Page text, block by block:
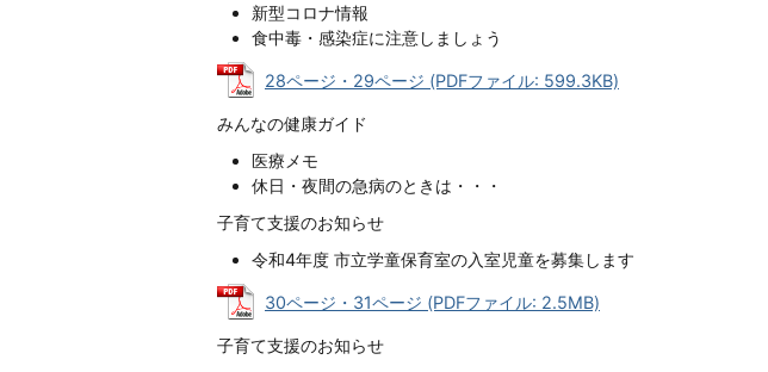
新型コロナ情報
食中毒・感染症に注意しましょう
28ページ・29ページ (PDFファイル: 599.3KB)
みんなの健康ガイド
医療メモ
休日・夜間の急病のときは・・・
子育て支援のお知らせ
令和4年度 市立学童保育室の入室児童を募集します
30ページ・31ページ (PDFファイル: 2.5MB)
子育て支援のお知らせ